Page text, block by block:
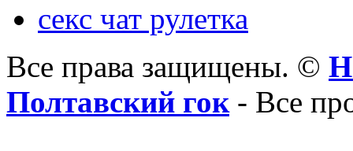
секс чат рулетка
Все права защищены. ©
Полтавский гок- Все